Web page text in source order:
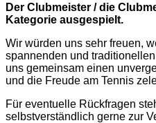
Der Clubmeister / die
Kategorie ausgespielt.
Wir würden uns sehr freuen,
spannenden und
uns gemeinsam einen
und die Freude am Tennis
Für eventuelle Rückfragen
selbstverständlich gerne zur